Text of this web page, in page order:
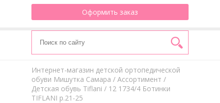
Оформить заказ
Интернет-магазин детской ортопедической
обуви Мишутка Самара / Aссортимент /
Детская обувь Tiflani / 12 1734/4 Ботинки
TIFLANI р.21-25